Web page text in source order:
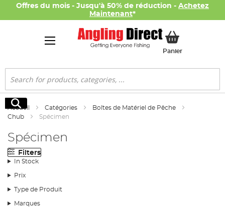
Offres du mois - Jusqu'à 50% de réduction - Achetez
Maintenant*
PanierMon panier
Rechercher
Rechercher
Accueil Catégories
Boîtes de Matériel de Pêche
Chub
Spécimen
Spécimen
Filters
In Stock
Prix
Type de Produit
Marques